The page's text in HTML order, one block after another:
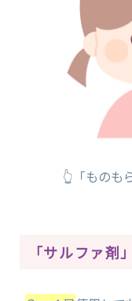
👆「ものもらい
「サルファ剤